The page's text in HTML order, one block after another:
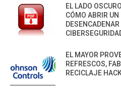
EL LADO
CÓMO ABRIR
EL MAYOR
REFRESCOS,
RECICLAJE